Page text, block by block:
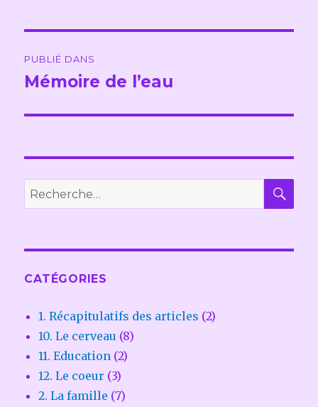
de
PUBLIÉ DANS
Mémoire de l’eau
Recherche
pour :
CATÉGORIES
1. Récapitulatifs des articles (2)
10. Le cerveau (8)
11. Education (2)
12. Le coeur (3)
2. La famille (7)